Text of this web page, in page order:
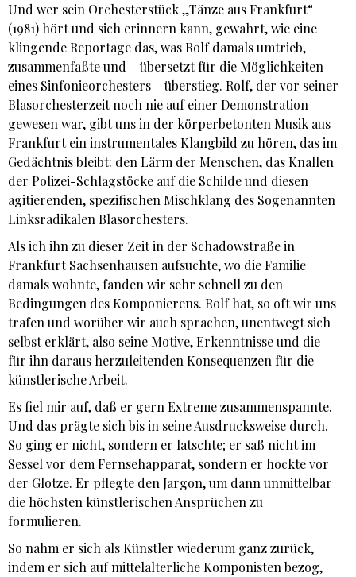
Und wer sein Orchesterstück „Tänze aus Frankfurt“
(1981) hört und sich erinnern kann, gewahrt, wie eine
klingende Reportage das, was Rolf damals umtrieb,
zusammenfaßte und – übersetzt für die Möglichkeiten
eines Sinfonieorchesters – überstieg. Rolf, der vor seiner
Blasorchesterzeit noch nie auf einer Demonstration
gewesen war, gibt uns in der körperbetonten Musik aus
Frankfurt ein instrumentales Klangbild zu hören, das im
Gedächtnis bleibt: den Lärm der Menschen, das Knallen
der Polizei-Schlagstöcke auf die Schilde und diesen
agitierenden, spezifischen Mischklang des Sogenannten
Linksradikalen Blasorchesters.
Als ich ihn zu dieser Zeit in der Schadowstraße in
Frankfurt Sachsenhausen aufsuchte, wo die Familie
damals wohnte, fanden wir sehr schnell zu den
Bedingungen des Komponierens. Rolf hat, so oft wir uns
trafen und worüber wir auch sprachen, unentwegt sich
selbst erklärt, also seine Motive, Erkenntnisse und die
für ihn daraus herzuleitenden Konsequenzen für die
künstlerische Arbeit.
Es fiel mir auf, daß er gern Extreme zusammenspannte.
Und das prägte sich bis in seine Ausdrucksweise durch.
So ging er nicht, sondern er latschte; er saß nicht im
Sessel vor dem Fernsehapparat, sondern er hockte vor
der Glotze. Er pflegte den Jargon, um dann unmittelbar
die höchsten künstlerischen Ansprüchen zu
formulieren.
So nahm er sich als Künstler wiederum ganz zurück,
indem er sich auf mittelalterliche Komponisten bezog,